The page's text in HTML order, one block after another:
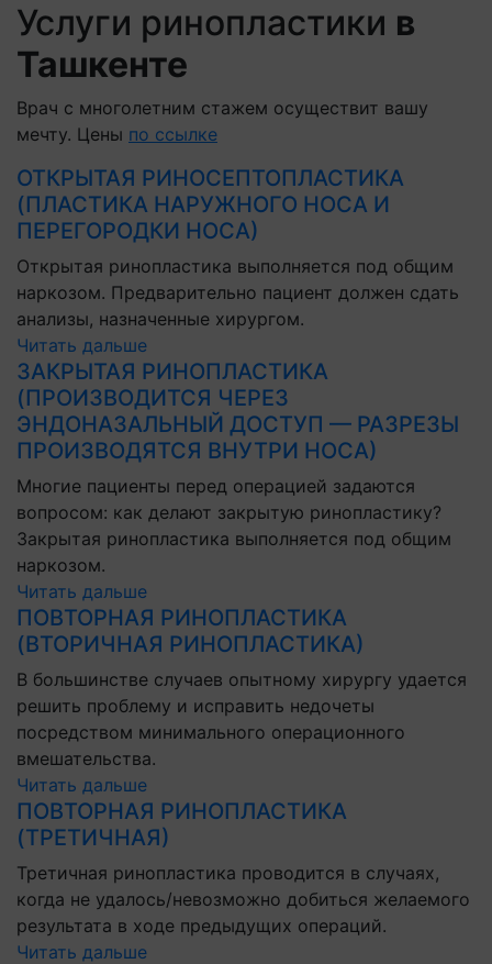
Услуги ринопластики в
Ташкенте
Врач с многолетним стажем осуществит вашу
мечту. Цены по ссылке
ОТКРЫТАЯ РИНОСЕПТОПЛАСТИКА
(ПЛАСТИКА НАРУЖНОГО НОСА И
ПЕРЕГОРОДКИ НОСА)
Открытая ринопластика выполняется под общим
наркозом. Предварительно пациент должен сдать
анализы, назначенные хирургом.
Читать дальше
ЗАКРЫТАЯ РИНОПЛАСТИКА
(ПРОИЗВОДИТСЯ ЧЕРЕЗ
ЭНДОНАЗАЛЬНЫЙ ДОСТУП — РАЗРЕЗЫ
ПРОИЗВОДЯТСЯ ВНУТРИ НОСА)
Многие пациенты перед операцией задаются
вопросом: как делают закрытую ринопластику?
Закрытая ринопластика выполняется под общим
наркозом.
Читать дальше
ПОВТОРНАЯ РИНОПЛАСТИКА
(ВТОРИЧНАЯ РИНОПЛАСТИКА)
В большинстве случаев опытному хирургу удается
решить проблему и исправить недочеты
посредством минимального операционного
вмешательства.
Читать дальше
ПОВТОРНАЯ РИНОПЛАСТИКА
(ТРЕТИЧНАЯ)
Третичная ринопластика проводится в случаях,
когда не удалось/невозможно добиться желаемого
результата в ходе предыдущих операций.
Читать дальше